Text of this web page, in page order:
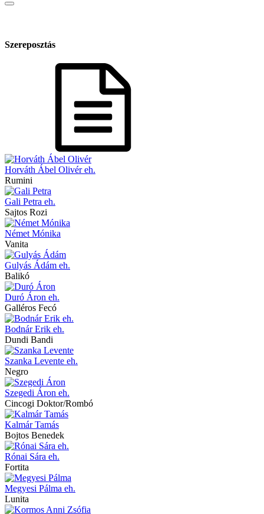
Szereposztás
Horváth Ábel Olivér eh.
Rumini
Gali Petra eh.
Sajtos Rozi
Német Mónika
Vanita
Gulyás Ádám eh.
Balikó
Duró Áron eh.
Galléros Fecó
Bodnár Erik eh.
Dundi Bandi
Szanka Levente eh.
Negro
Szegedi Áron eh.
Cincogi Doktor/Rombó
Kalmár Tamás
Bojtos Benedek
Rónai Sára eh.
Fortita
Megyesi Pálma eh.
Lunita